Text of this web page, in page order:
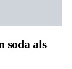
soda als